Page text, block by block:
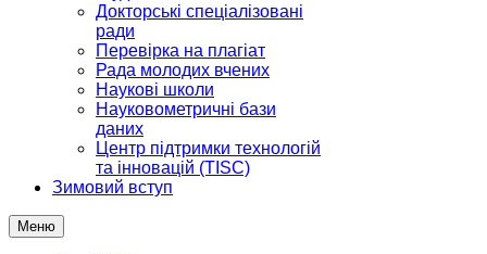
Докторські спеціалізовані
ради
Перевірка на плагіат
Рада молодих вчених
Наукові школи
Науковометричні бази
даних
Центр підтримки технологій
та інновацій (TISC)
Зимовий вступ
Меню